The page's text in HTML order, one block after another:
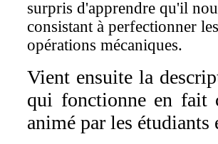
surpris d'apprendre qu'il
consistant à perfectionner
opérations mécaniques.
Vient ensuite la
qui fonctionne en fait
animé par les